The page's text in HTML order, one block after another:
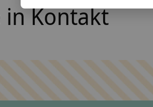
in Kontakt